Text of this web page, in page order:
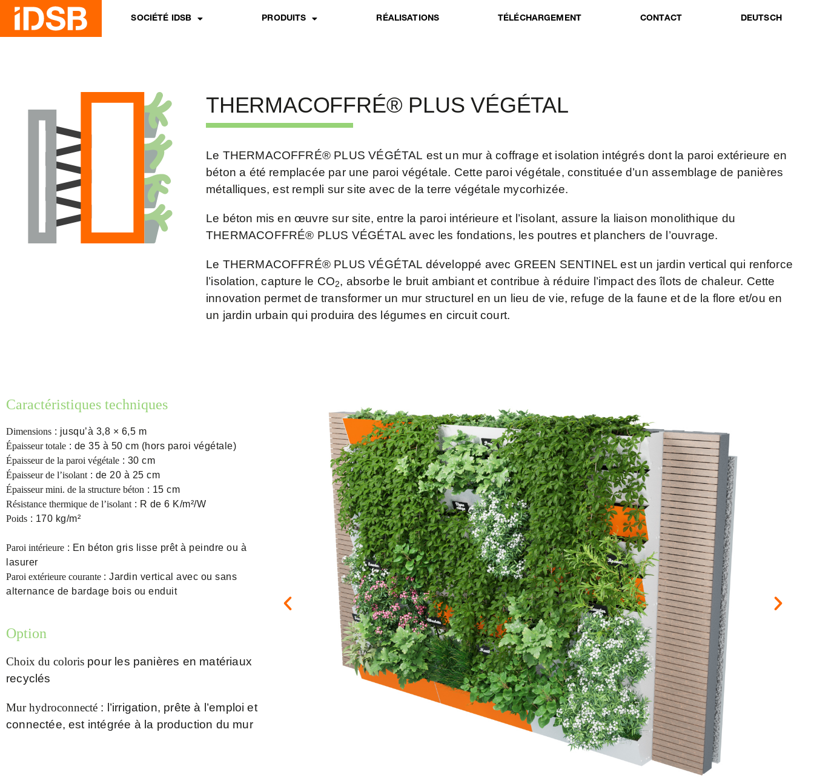
SOCIÉTÉ IDSB PRODUITS RÉALISATIONS TÉLÉCHARGEMENT CONTACT DEUTSCH
THERMACOFFRÉ® PLUS VÉGÉTAL
Le THERMACOFFRÉ® PLUS VÉGÉTAL est un mur à coffrage et isolation intégrés dont la paroi extérieure en
béton a été remplacée par une paroi végétale. Cette paroi végétale, constituée d’un assemblage de panières
métalliques, est rempli sur site avec de la terre végétale mycorhizée.
Le béton mis en œuvre sur site, entre la paroi intérieure et l’isolant, assure la liaison monolithique du
THERMACOFFRÉ® PLUS VÉGÉTAL avec les fondations, les poutres et planchers de l’ouvrage.
Le THERMACOFFRÉ® PLUS VÉGÉTAL développé avec GREEN SENTINEL est un jardin vertical qui renforce
l’isolation, capture le CO2, absorbe le bruit ambiant et contribue à réduire l’impact des îlots de chaleur. Cette
innovation permet de transformer un mur structurel en un lieu de vie, refuge de la faune et de la flore et/ou en
un jardin urbain qui produira des légumes en circuit court.
Caractéristiques techniques
Dimensions : jusqu’à 3,8 × 6,5 m
Épaisseur totale : de 35 à 50 cm (hors paroi végétale)
Épaisseur de la paroi végétale : 30 cm
Épaisseur de l’isolant : de 20 à 25 cm
Épaisseur mini. de la structure béton : 15 cm
Résistance thermique de l’isolant : R de 6 K/m²/W
Poids : 170 kg/m²
Paroi intérieure : En béton gris lisse prêt à peindre ou à
lasurer
Paroi extérieure courante : Jardin vertical avec ou sans
alternance de bardage bois ou enduit
Option
Choix du coloris pour les panières en matériaux
recyclés
Mur hydroconnecté : l’irrigation, prête à l’emploi et
connectée, est intégrée à la production du mur